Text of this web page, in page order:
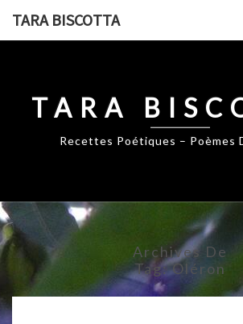
TARA BISCOTTA
TARA
Recettes Poétiques – Poèmes
Archives De
Tag:Oléron